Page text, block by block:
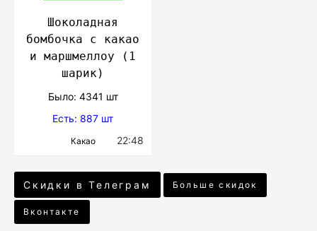
Шоколадная
бомбочка с какао
и маршмеллоу (1
шарик)
Было: 4341 шт
Есть: 887 шт
Какао 22:48
Скидки в Телеграм Больше скидок
Вконтакте